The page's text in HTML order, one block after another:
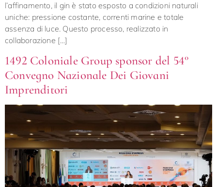
l’affinamento, il gin è stato esposto a condizioni naturali
uniche: pressione costante, correnti marine e totale
assenza di luce. Questo processo, realizzato in
collaborazione […]
1492 Coloniale Group sponsor del 54°
Convegno Nazionale Dei Giovani
Imprenditori